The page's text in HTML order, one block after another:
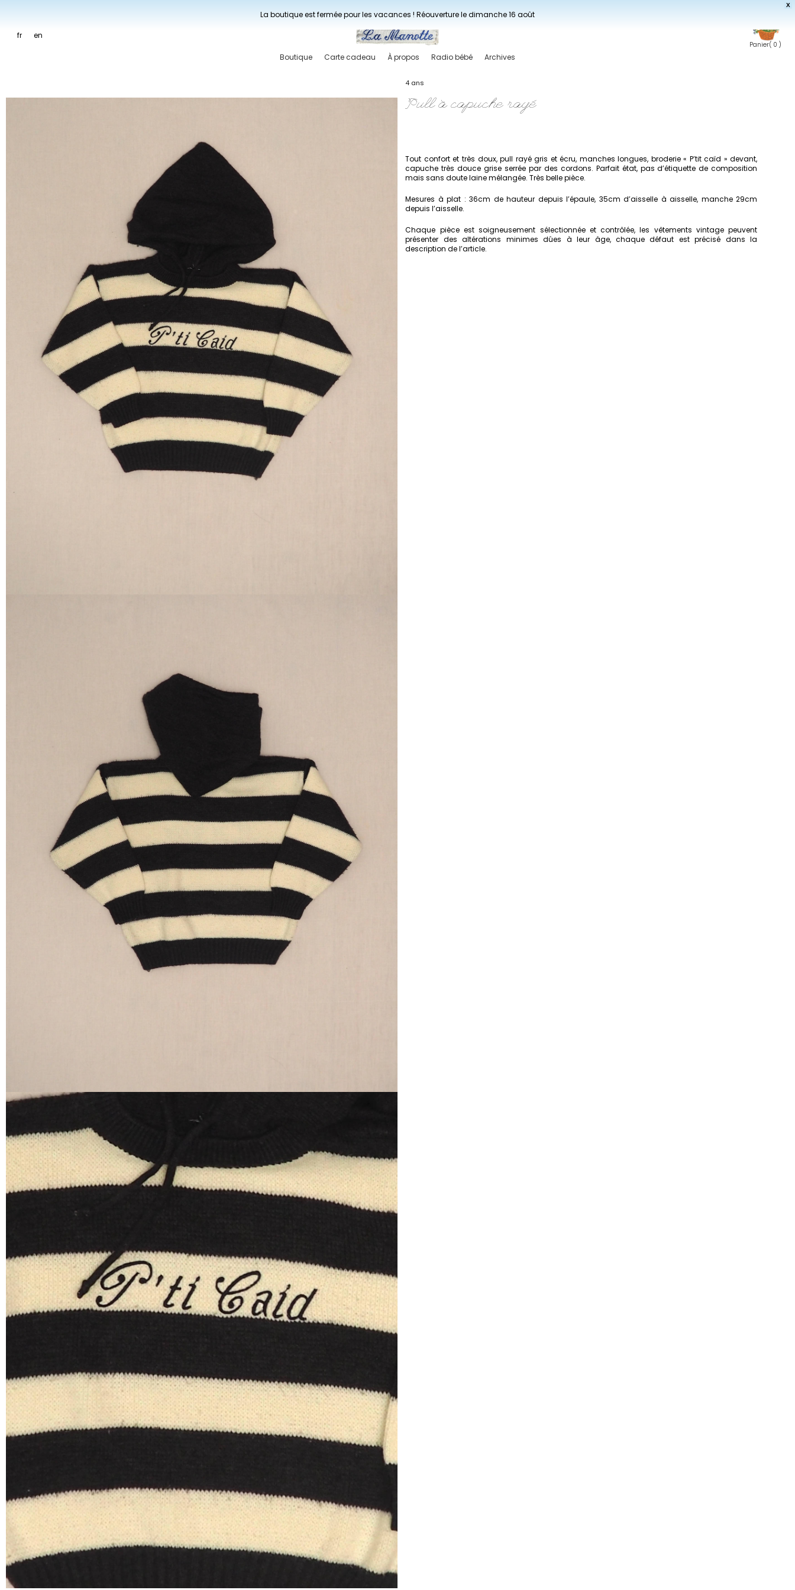
X
La boutique est fermée pour les vacances ! Réouverture le dimanche 16 août
fr en
Panier( 0 )
Boutique Carte cadeau À propos Radio bébé Archives
4 ans
Pull à capuche rayé
Tout confort et très doux, pull rayé gris et écru, manches longues, broderie « P’tit caïd » devant,
capuche très douce grise serrée par des cordons. Parfait état, pas d’étiquette de composition
mais sans doute laine mélangée. Très belle pièce.
Mesures à plat : 36cm de hauteur depuis l’épaule, 35cm d’aisselle à aisselle, manche 29cm
depuis l’aisselle.
Chaque pièce est soigneusement sélectionnée et contrôlée, les vêtements vintage peuvent
présenter des altérations minimes dûes à leur âge, chaque défaut est précisé dans la
description de l’article.